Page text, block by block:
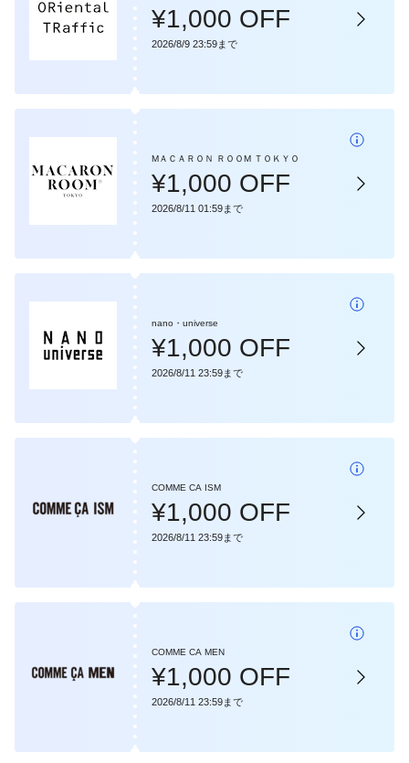
¥1,000 OFF
2026/8/9 23:59まで
МＡＣＡＲＯＮ ＲＯＯМ ＴＯＫＹＯ
¥1,000 OFF
2026/8/11 01:59まで
nano・universe
¥1,000 OFF
2026/8/11 23:59まで
COMME CA ISM
¥1,000 OFF
2026/8/11 23:59まで
COMME CA MEN
¥1,000 OFF
2026/8/11 23:59まで